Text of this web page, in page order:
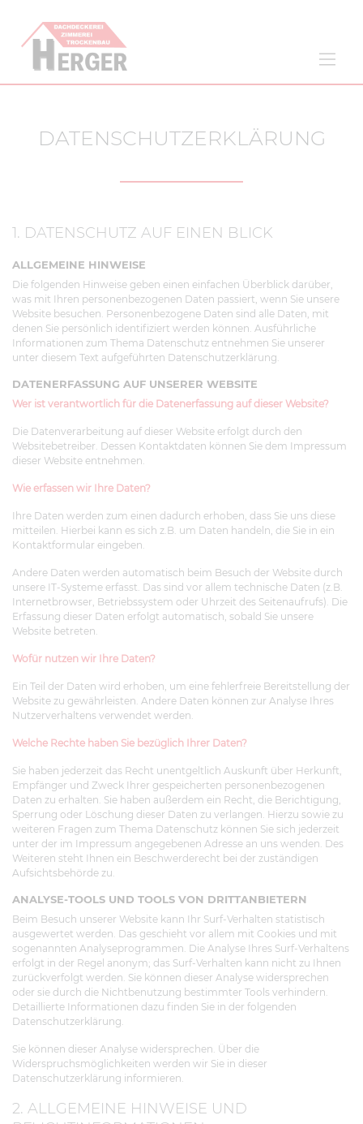
DATENSCHUTZERKLÄRUNG
1. DATENSCHUTZ AUF EINEN BLICK
ALLGEMEINE HINWEISE
Die folgenden Hinweise geben einen einfachen Überblick darüber,
was mit Ihren personenbezogenen Daten passiert, wenn Sie unsere
Website besuchen. Personenbezogene Daten sind alle Daten, mit
denen Sie persönlich identifiziert werden können. Ausführliche
Informationen zum Thema Datenschutz entnehmen Sie unserer
unter diesem Text aufgeführten Datenschutzerklärung.
DATENERFASSUNG AUF UNSERER WEBSITE
Wer ist verantwortlich für die Datenerfassung auf dieser Website?
Die Datenverarbeitung auf dieser Website erfolgt durch den
Websitebetreiber. Dessen Kontaktdaten können Sie dem Impressum
dieser Website entnehmen.
Wie erfassen wir Ihre Daten?
Ihre Daten werden zum einen dadurch erhoben, dass Sie uns diese
mitteilen. Hierbei kann es sich z.B. um Daten handeln, die Sie in ein
Kontaktformular eingeben.
Andere Daten werden automatisch beim Besuch der Website durch
unsere IT-Systeme erfasst. Das sind vor allem technische Daten (z.B.
Internetbrowser, Betriebssystem oder Uhrzeit des Seitenaufrufs). Die
Erfassung dieser Daten erfolgt automatisch, sobald Sie unsere
Website betreten.
Wofür nutzen wir Ihre Daten?
Ein Teil der Daten wird erhoben, um eine fehlerfreie Bereitstellung der
Website zu gewährleisten. Andere Daten können zur Analyse Ihres
Nutzerverhaltens verwendet werden.
Welche Rechte haben Sie bezüglich Ihrer Daten?
Sie haben jederzeit das Recht unentgeltlich Auskunft über Herkunft,
Empfänger und Zweck Ihrer gespeicherten personenbezogenen
Daten zu erhalten. Sie haben außerdem ein Recht, die Berichtigung,
Sperrung oder Löschung dieser Daten zu verlangen. Hierzu sowie zu
weiteren Fragen zum Thema Datenschutz können Sie sich jederzeit
unter der im Impressum angegebenen Adresse an uns wenden. Des
Weiteren steht Ihnen ein Beschwerderecht bei der zuständigen
Aufsichtsbehörde zu.
ANALYSE-TOOLS UND TOOLS VON DRITTANBIETERN
Beim Besuch unserer Website kann Ihr Surf-Verhalten statistisch
ausgewertet werden. Das geschieht vor allem mit Cookies und mit
sogenannten Analyseprogrammen. Die Analyse Ihres Surf-Verhaltens
erfolgt in der Regel anonym; das Surf-Verhalten kann nicht zu Ihnen
zurückverfolgt werden. Sie können dieser Analyse widersprechen
oder sie durch die Nichtbenutzung bestimmter Tools verhindern.
Detaillierte Informationen dazu finden Sie in der folgenden
Datenschutzerklärung.
Sie können dieser Analyse widersprechen. Über die
Widerspruchsmöglichkeiten werden wir Sie in dieser
Datenschutzerklärung informieren.
2. ALLGEMEINE HINWEISE UND